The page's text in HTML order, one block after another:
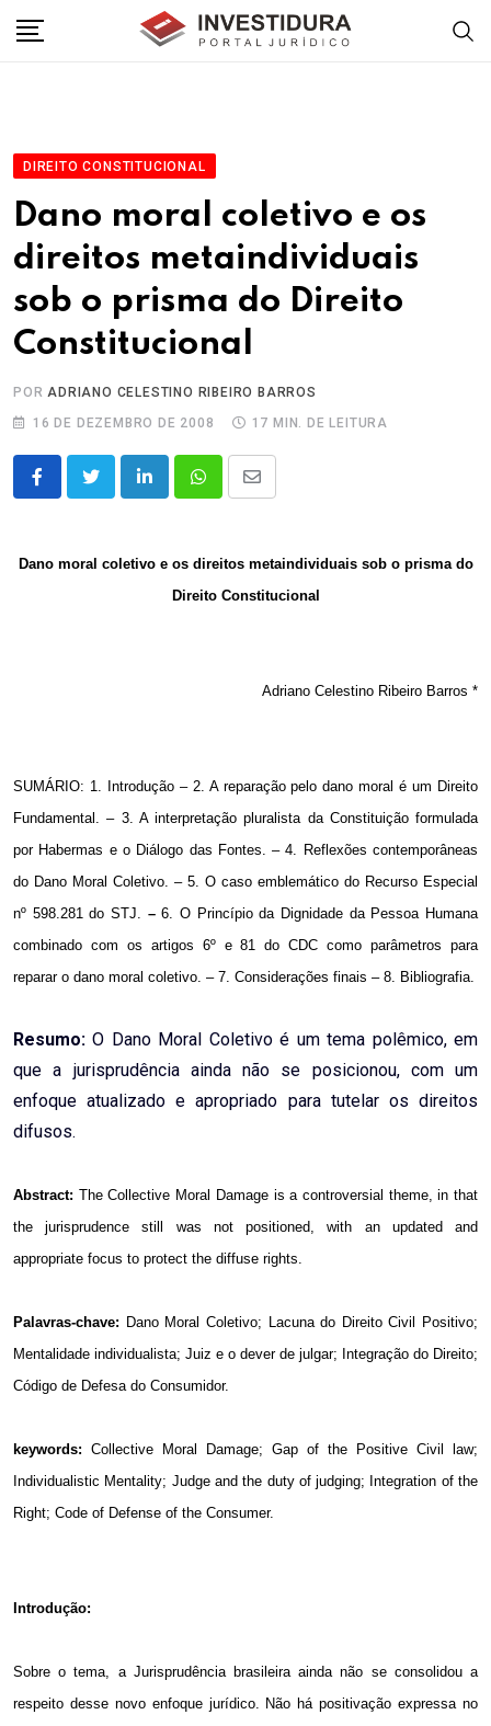
DIREITO CONSTITUCIONAL
Dano moral coletivo e os
direitos metaindividuais
sob o prisma do Direito
Constitucional
PORADRIANO CELESTINO RIBEIRO BARROS
16 DE DEZEMBRO DE 2008
17 MIN. DE LEITURA
LinkedInWhatsappShare
Dano moral coletivo e os direitos metaindividuais sob o prisma do
Direito Constitucional
Adriano Celestino Ribeiro Barros *
SUMÁRIO: 1. Introdução – 2. Areparação pelo dano moral é um Direito
Fundamental. – 3. Ainterpretação pluralista da Constituição formulada
por Habermas e o Diálogo das Fontes. – 4. Reflexões contemporâneas
do Dano Moral Coletivo. – 5. O caso emblemático do Recurso Especial
nº 598.281 do STJ. –6. O Princípio da Dignidade da Pessoa Humana
combinado com os artigos 6º e 81 do CDC como parâmetros para
reparar o dano moral coletivo. – 7. Considerações finais – 8. Bibliografia.
Resumo: O Dano Moral Coletivo é um tema polêmico, em
que a jurisprudência ainda não se posicionou, com um
enfoque atualizado e apropriado para tutelar os direitos
difusos.
Abstract: The Collective Moral Damage is a controversial theme, in that
the jurisprudence still was not positioned, with an updated and
appropriate focus to protect the diffuse rights.
Palavras-chave: Dano Moral Coletivo; Lacuna do Direito Civil Positivo;
Mentalidade individualista; Juiz e o dever de julgar; Integração do Direito;
Código de Defesa do Consumidor.
keywords: Collective Moral Damage; Gap of the Positive Civil law;
Individualistic Mentality; Judge and the duty of judging; Integration of the
Right; Code of Defense of the Consumer.
Introdução:
Sobre o tema, a Jurisprudência brasileira ainda não se consolidou a
respeito desse novo enfoque jurídico. Não há positivação expressa no